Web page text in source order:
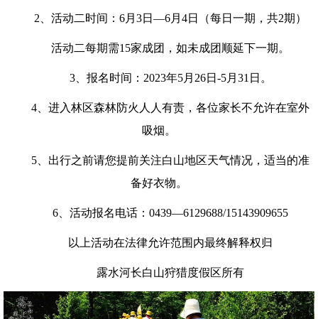
2、活动二时间：6月3日—6月4日（每日一期，共2期）
活动二每期需15家成团，如未成团顺延下一期。
3、报名时间：2023年5月26日-5月31日。
4、进入林区森林防火人人有责，各位家长不允许在室外
吸烟。
5、出行之前请您提前关注白山地区天气情况，适当的准
备好衣物。
6、活动报名电话：0439—6129688/15143909655
以上活动在法律允许范围内最终解释权归
露水河长白山狩猎度假区所有